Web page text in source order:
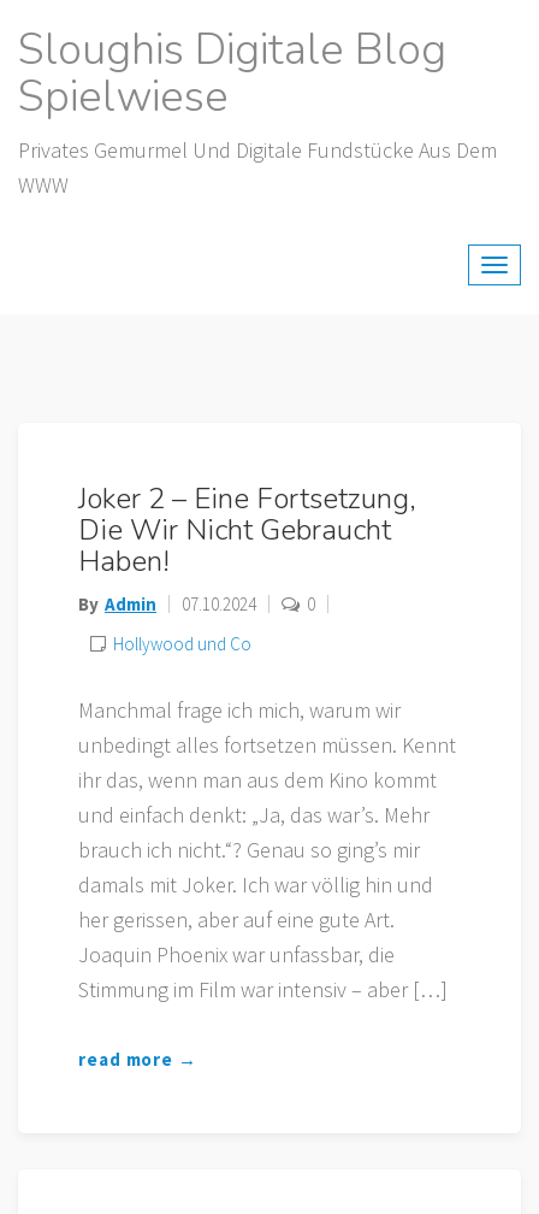
content
Sloughis Digitale Blog
Spielwiese
Privates Gemurmel Und Digitale Fundstücke Aus Dem
WWW
Joker 2 – Eine Fortsetzung,
Die Wir Nicht Gebraucht
Haben!
By Admin 07.10.2024
0
Hollywood und Co
Manchmal frage ich mich, warum wir
unbedingt alles fortsetzen müssen. Kennt
ihr das, wenn man aus dem Kino kommt
und einfach denkt: „Ja, das war’s. Mehr
brauch ich nicht.“? Genau so ging’s mir
damals mit Joker. Ich war völlig hin und
her gerissen, aber auf eine gute Art.
Joaquin Phoenix war unfassbar, die
Stimmung im Film war intensiv – aber […]
read more →